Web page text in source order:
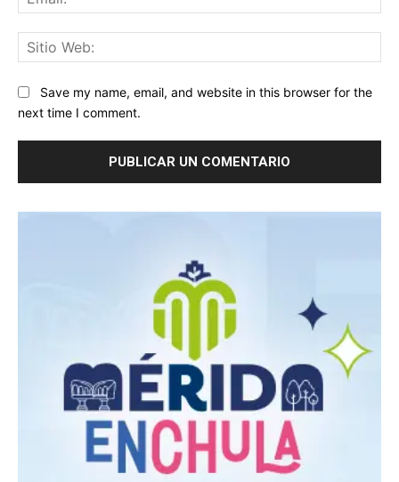
Save my name, email, and website in this browser for the
next time I comment.